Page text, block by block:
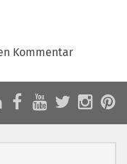
Kommentar